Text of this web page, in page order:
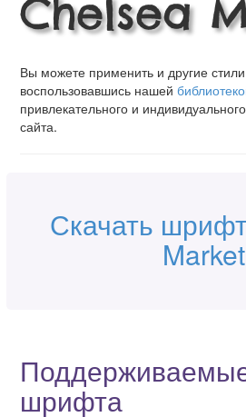
Chelsea
Вы можете применить и другие
воспользовавшись нашей
привлекательного и
сайта.
Скачать
Market
шрифта